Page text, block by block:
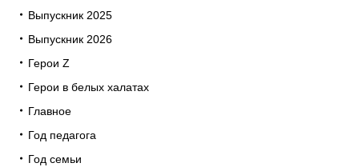
Выпускник 2025
Выпускник 2026
Герои Z
Герои в белых халатах
Главное
Год педагога
Год семьи